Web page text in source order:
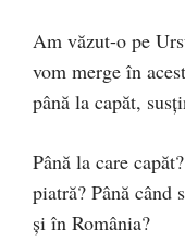
Am văzut-o pe
vom merge în
până la capăt,
Până la care
piatră? Până când
și în România?